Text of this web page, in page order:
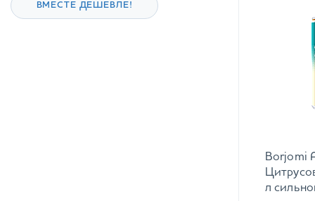
ВМЕСТЕ ДЕШЕВЛЕ!
Borjomi
л